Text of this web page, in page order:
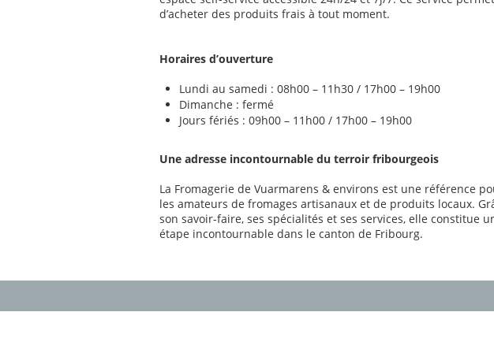
d’acheter des produits frais à tout moment.
Horaires d’ouverture
Lundi au samedi : 08h00 – 11h30 / 17h00 – 19h00
Dimanche : fermé
Jours fériés : 09h00 – 11h00 / 17h00 – 19h00
Une adresse incontournable du terroir fribourgeois
La Fromagerie de Vuarmarens & environs est une référence
les amateurs de fromages artisanaux et de produits locaux.
son savoir-faire, ses spécialités et ses services, elle constitue
étape incontournable dans le canton de Fribourg.